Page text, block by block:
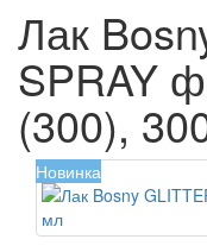
Лак
SPRAY
(300),
Новинка